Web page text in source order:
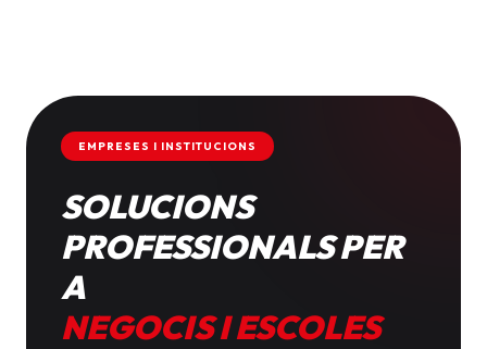
EMPRESES I INSTITUCIONS
SOLUCIONS
PROFESSIONALS PER
A
NEGOCIS I ESCOLES